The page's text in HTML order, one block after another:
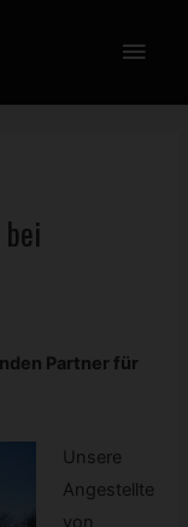
Partner für
Unsere
Angestellte
von